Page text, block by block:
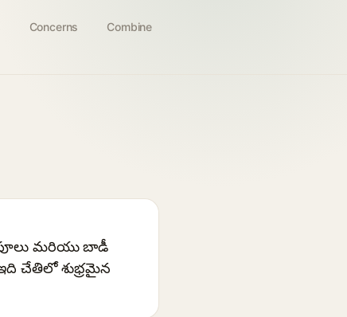
Concerns Combine
మరియు బాడీ
చేతిలో శుభ్రమైన